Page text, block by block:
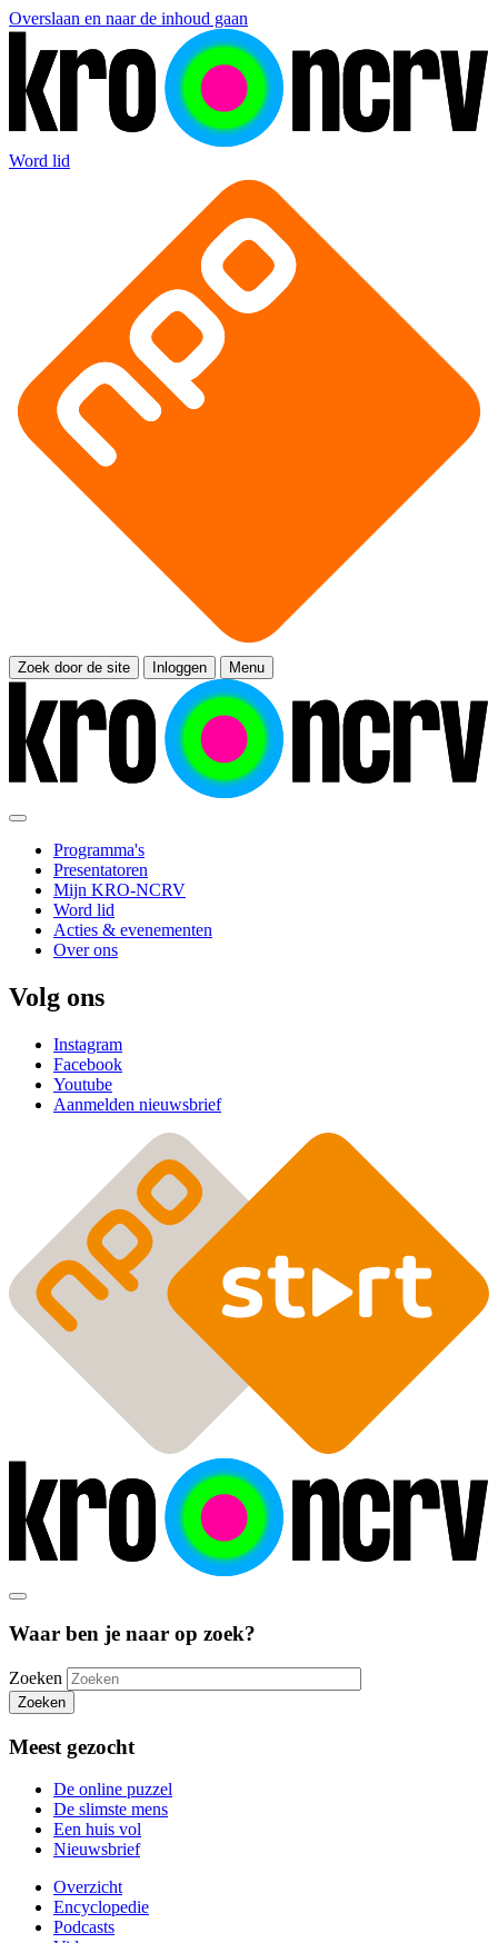
Overslaan en naar de inhoud gaan
Word lid
Zoek door de site Inloggen Menu
Programma's
Presentatoren
Mijn KRO-NCRV
Word lid
Acties & evenementen
Over ons
Volg ons
Instagram
Facebook
Youtube
Aanmelden nieuwsbrief
Waar ben je naar op zoek?
Zoeken
Zoeken
Meest gezocht
De online puzzel
De slimste mens
Een huis vol
Nieuwsbrief
Overzicht
Encyclopedie
Podcasts